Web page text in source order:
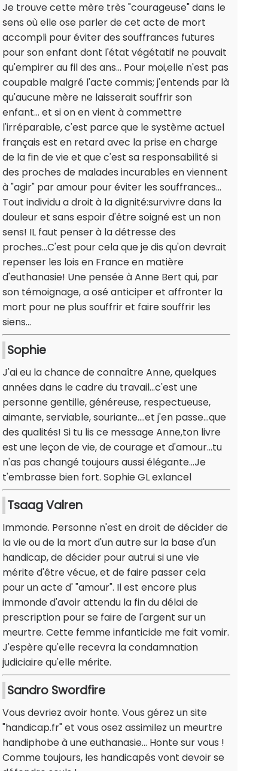
Je trouve cette mère très "courageuse" dans le
sens où elle ose parler de cet acte de mort
accompli pour éviter des souffrances futures
pour son enfant dont l'état végétatif ne pouvait
qu'empirer au fil des ans... Pour moi,elle n'est pas
coupable malgré l'acte commis; j'entends par là
qu'aucune mère ne laisserait souffrir son
enfant... et si on en vient à commettre
l'irréparable, c'est parce que le système actuel
français est en retard avec la prise en charge
de la fin de vie et que c'est sa responsabilité si
des proches de malades incurables en viennent
à "agir" par amour pour éviter les souffrances...
Tout individu a droit à la dignité:survivre dans la
douleur et sans espoir d'être soigné est un non
sens! IL faut penser à la détresse des
proches...C'est pour cela que je dis qu'on devrait
repenser les lois en France en matière
d'euthanasie! Une pensée à Anne Bert qui, par
son témoignage, a osé anticiper et affronter la
mort pour ne plus souffrir et faire souffrir les
siens...
Sophie
J'ai eu la chance de connaître Anne, quelques
années dans le cadre du travail...c'est une
personne gentille, généreuse, respectueuse,
aimante, serviable, souriante....et j'en passe...que
des qualités! Si tu lis ce message Anne,ton livre
est une leçon de vie, de courage et d'amour...tu
n'as pas changé toujours aussi élégante...Je
t'embrasse bien fort. Sophie GL exlancel
Tsaag Valren
Immonde. Personne n'est en droit de décider de
la vie ou de la mort d'un autre sur la base d'un
handicap, de décider pour autrui si une vie
mérite d'être vécue, et de faire passer cela
pour un acte d' "amour". Il est encore plus
immonde d'avoir attendu la fin du délai de
prescription pour se faire de l'argent sur un
meurtre. Cette femme infanticide me fait vomir.
J'espère qu'elle recevra la condamnation
judiciaire qu'elle mérite.
Sandro Swordfire
Vous devriez avoir honte. Vous gérez un site
"handicap.fr" et vous osez assimilez un meurtre
handiphobe à une euthanasie... Honte sur vous !
Comme toujours, les handicapés vont devoir se